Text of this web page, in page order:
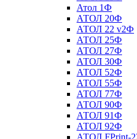
Атол 1Ф
АТОЛ 20Ф
АТОЛ 22 v2Ф
АТОЛ 25Ф
АТОЛ 27Ф
АТОЛ 30Ф
АТОЛ 52Ф
АТОЛ 55Ф
АТОЛ 77Ф
АТОЛ 90Ф
АТОЛ 91Ф
АТОЛ 92Ф
АТОЛ FPrint-